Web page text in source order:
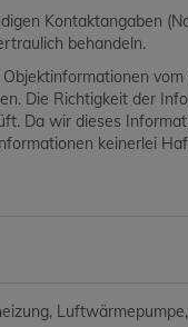
Kontaktangaben
behandeln.
Die Richtigkeit der
Da wir dieses
keinerlei
Luftwärmepumpe